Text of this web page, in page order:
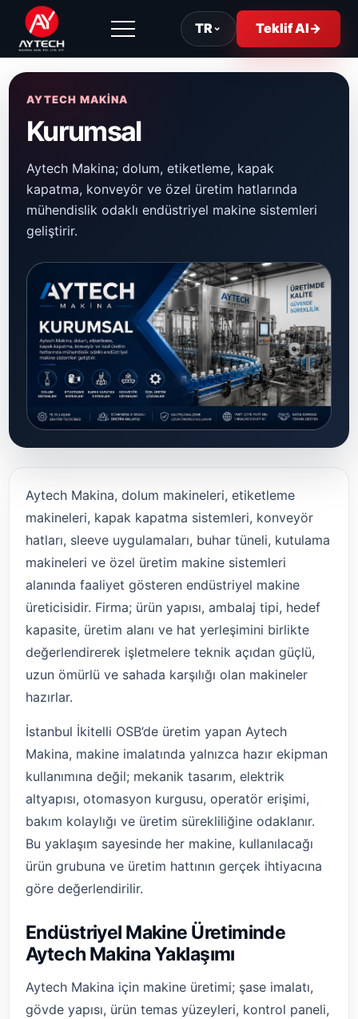
TR⌄ Teklif Al→
AYTECH MAKİNA
Kurumsal
Aytech Makina; dolum, etiketleme, kapak
kapatma, konveyör ve özel üretim hatlarında
mühendislik odaklı endüstriyel makine sistemleri
geliştirir.
Aytech Makina, dolum makineleri, etiketleme
makineleri, kapak kapatma sistemleri, konveyör
hatları, sleeve uygulamaları, buhar tüneli, kutulama
makineleri ve özel üretim makine sistemleri
alanında faaliyet gösteren endüstriyel makine
üreticisidir. Firma; ürün yapısı, ambalaj tipi, hedef
kapasite, üretim alanı ve hat yerleşimini birlikte
değerlendirerek işletmelere teknik açıdan güçlü,
uzun ömürlü ve sahada karşılığı olan makineler
hazırlar.
İstanbul İkitelli OSB’de üretim yapan Aytech
Makina, makine imalatında yalnızca hazır ekipman
kullanımına değil; mekanik tasarım, elektrik
altyapısı, otomasyon kurgusu, operatör erişimi,
bakım kolaylığı ve üretim sürekliliğine odaklanır.
Bu yaklaşım sayesinde her makine, kullanılacağı
ürün grubuna ve üretim hattının gerçek ihtiyacına
göre değerlendirilir.
Endüstriyel Makine Üretiminde
Aytech Makina Yaklaşımı
Aytech Makina için makine üretimi; şase imalatı,
gövde yapısı, ürün temas yüzeyleri, kontrol paneli,